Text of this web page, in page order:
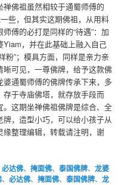
佛祖虽然相较于通蜀师傅的
些，但其实这期佛祖，从用料
傅的必打是同样的“待遇”：加
Yiam，并在此基础上融入自己
粉”；模具方面，同样是亲力亲
可见，一尊佛牌，给予这款佛
通蜀师傅的佛牌传承下来，多
于寺庙佛塔，就存放手段而
这期坐禅佛祖佛牌是综合、全
，造型小巧，可以给小孩子从
整理编辑，转载请注明，谢
必达佛、掩面佛、泰国佛牌、龙婆
、必达佛、掩面佛、泰国佛牌、龙